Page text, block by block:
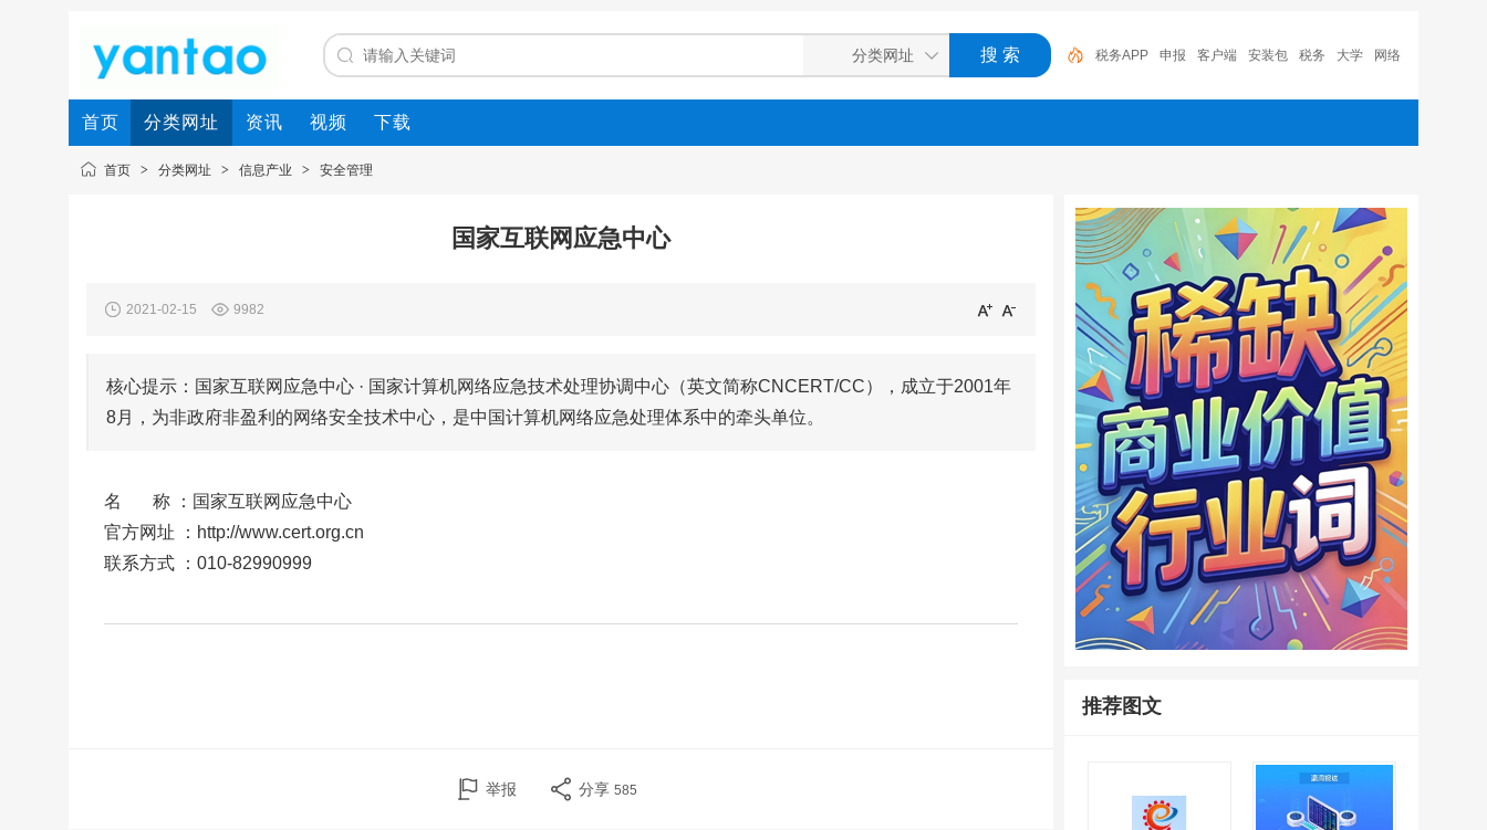
申报 客户端 安装包 税务 大学 网络安全 电子
备案 电子税务局 税务APP
首页 分类网址 资讯 视频 下载
首页 > 分类网址 > 信息产业 > 安全管理
国家互联网应急中心
2021-02-15 9982
核心提示：国家互联网应急中心 · 国家计算机网络应急技术处理协调中心（英文简称CNCERT/CC），成立于2001年
8月，为非政府非盈利的网络安全技术中心，是中国计算机网络应急处理体系中的牵头单位。
名 称 ：国家互联网应急中心
官方网址 ： http://www.cert.org.cn
联系方式 ：010-82990999
举报 分享 585
推荐图文